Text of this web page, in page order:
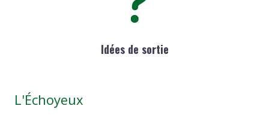
Idées de sortie
L'Échoyeux